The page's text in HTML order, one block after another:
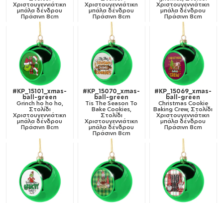
Χριστουγεννιάτικη
μπάλα δένδρου
Πράσινη 8cm
Χριστουγεννιάτικη
μπάλα δένδρου
Πράσινη 8cm
Χριστουγεννιάτικη
μπάλα δένδρου
Πράσινη 8cm
#KP_15101_xmas-
ball-green
Grinch ho ho ho,
Στολίδι
Χριστουγεννιάτικη
μπάλα δένδρου
Πράσινη 8cm
#KP_15070_xmas-
ball-green
Tis The Season To
Bake Cookies,
Στολίδι
Χριστουγεννιάτικη
μπάλα δένδρου
Πράσινη 8cm
#KP_15069_xmas-
ball-green
Christmas Cookie
Baking Crew, Στολίδι
Χριστουγεννιάτικη
μπάλα δένδρου
Πράσινη 8cm